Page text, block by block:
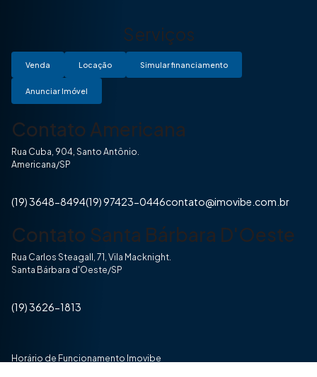
Serviços
Venda Locação Simular financiamento
Anunciar Imóvel
Contato Americana
Rua Cuba, 904, Santo Antônio.
Americana/SP
(19) 3648-8494(19) 97423-0446contato@imovibe.com.br
Contato Santa Bárbara D'Oeste
Rua Carlos Steagall, 71, Vila Macknight.
Santa Bárbara d'Oeste/SP
(19) 3626-1813
Horário de Funcionamento Imovibe